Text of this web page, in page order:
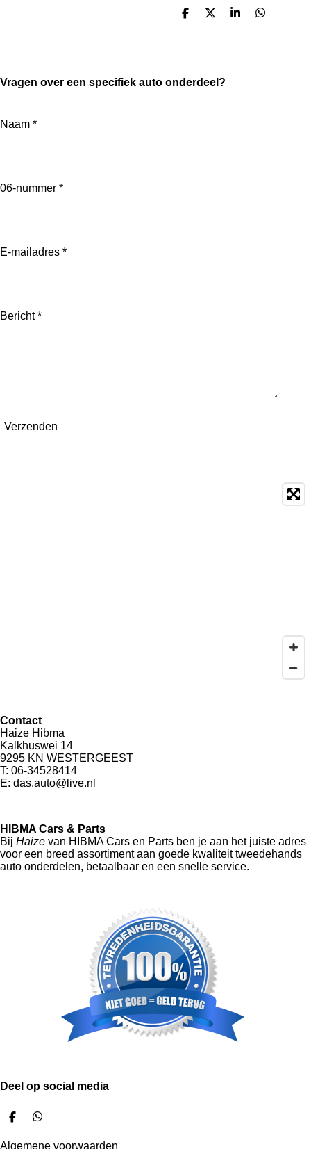
D
D
S
D
Vragen over een specifiek auto onderdeel?
Naam *
06-nummer *
E-mailadres *
Bericht *
Verzenden
Contact
Haize Hibma
Kalkhuswei 14
9295 KN WESTERGEEST
T: 06-34528414
E: das.auto@live.nl
HIBMA Cars & Parts
Bij Haize van HIBMA Cars en Parts ben je aan het juiste adres
voor een breed assortiment aan goede kwaliteit tweedehands
auto onderdelen, betaalbaar en een snelle service.
Deel op social media
D
l
D
l
Algemene voorwaarden